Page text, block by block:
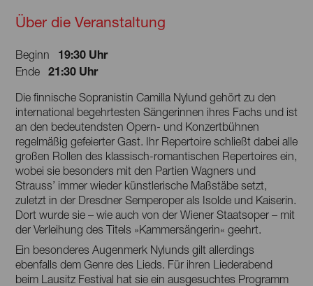
Über die Veranstaltung
Beginn 19:30 Uhr
Ende 21:30 Uhr
Die finnische Sopranistin Camilla Nylund gehört zu den
international begehrtesten Sängerinnen ihres Fachs und ist
an den bedeutendsten Opern- und Konzertbühnen
regelmäßig gefeierter Gast. Ihr Repertoire schließt dabei alle
großen Rollen des klassisch-romantischen Repertoires ein,
wobei sie besonders mit den Partien Wagners und
Strauss’ immer wieder künstlerische Maßstäbe setzt,
zuletzt in der Dresdner Semperoper als Isolde und Kaiserin.
Dort wurde sie – wie auch von der Wiener Staatsoper – mit
der Verleihung des Titels »Kammersängerin« geehrt.
Ein besonderes Augenmerk Nylunds gilt allerdings
ebenfalls dem Genre des Lieds. Für ihren Liederabend
beim Lausitz Festival hat sie ein ausgesuchtes Programm